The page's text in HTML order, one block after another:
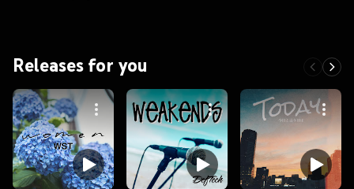
Releases for you